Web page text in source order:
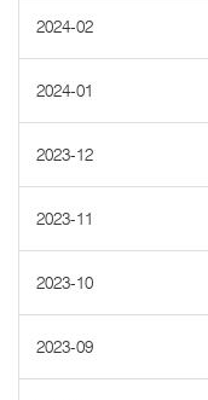
2024-02
2024-01
2023-12
2023-11
2023-10
2023-09